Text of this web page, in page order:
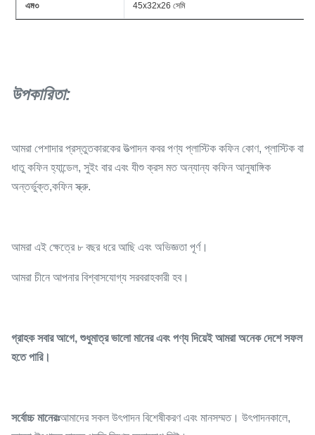
এম৩ 45x32x26 সেমি
উপকারিতা:
আমরা পেশাদার প্রস্তুতকারকের উত্পাদন কবর পণ্য প্লাস্টিক কফিন কোণ, প্লাস্টিক বা
ধাতু কফিন হ্যান্ডেল, সুইং বার এবং যীশু ক্রস মত অন্যান্য কফিন আনুষাঙ্গিক
অন্তর্ভুক্ত,কফিন স্ক্রু.
আমরা এই ক্ষেত্রে ৮ বছর ধরে আছি এবং অভিজ্ঞতা পূর্ণ।
আমরা চীনে আপনার বিশ্বাসযোগ্য সরবরাহকারী হব।
গ্রাহক সবার আগে, শুধুমাত্র ভালো মানের এবং পণ্য দিয়েই আমরা অনেক দেশে সফল
হতে পারি।
সর্বোচ্চ মানেরঃআমাদের সকল উৎপাদন বিশেষীকরণ এবং মানসম্মত। উৎপাদনকালে,